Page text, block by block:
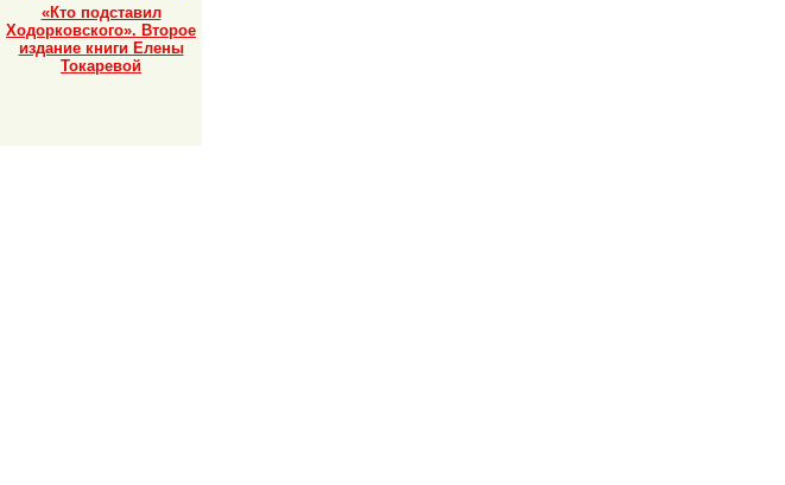
«Кто подставил
Ходорковского». Второе
издание книги Елены
Токаревой